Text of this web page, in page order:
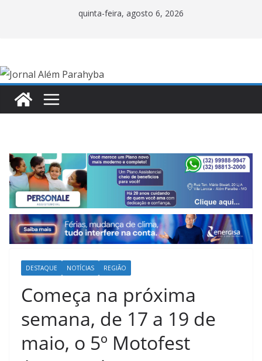
quinta-feira, agosto 6, 2026
DESTAQUE NOTÍCIAS REGIÃO
Começa na próxima
semana, de 17 a 19 de
maio, o 5º Motofest